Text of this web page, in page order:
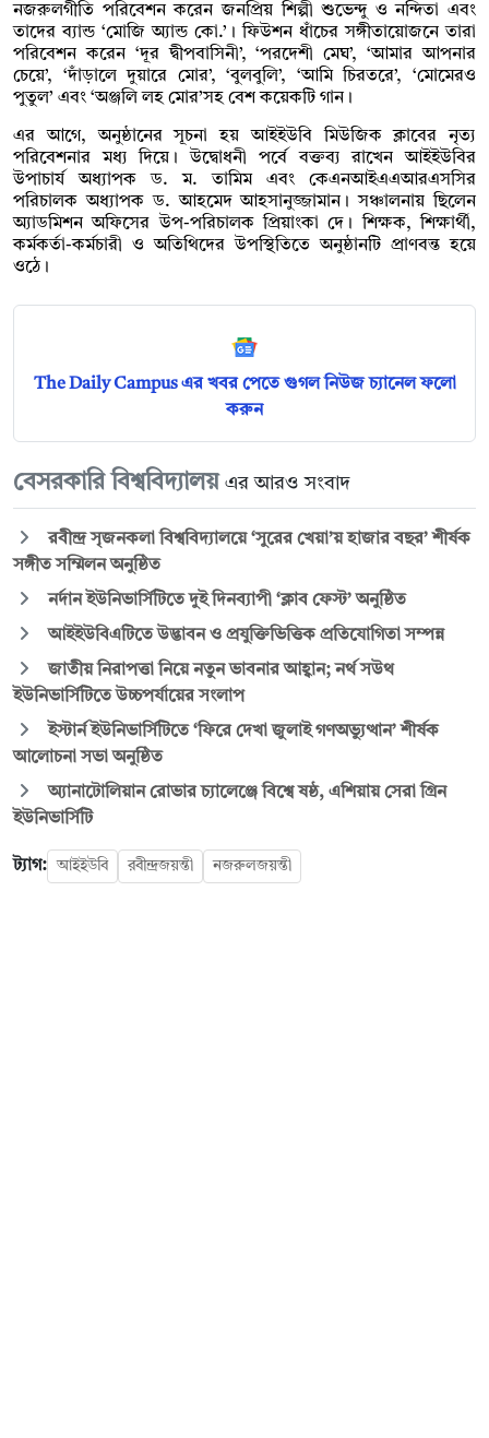
নজরুলগীতি পরিবেশন করেন জনপ্রিয় শিল্পী শুভেন্দু ও নন্দিতা এবং
তাদের ব্যান্ড ‘মোজি অ্যান্ড কো.’। ফিউশন ধাঁচের সঙ্গীতায়োজনে তারা
পরিবেশন করেন ‘দূর দ্বীপবাসিনী’, ‘পরদেশী মেঘ’, ‘আমার আপনার
চেয়ে’, ‘দাঁড়ালে দুয়ারে মোর’, ‘বুলবুলি’, ‘আমি চিরতরে’, ‘মোমেরও
পুতুল’ এবং ‘অঞ্জলি লহ মোর’সহ বেশ কয়েকটি গান।
এর আগে, অনুষ্ঠানের সূচনা হয় আইইউবি মিউজিক ক্লাবের নৃত্য
পরিবেশনার মধ্য দিয়ে। উদ্বোধনী পর্বে বক্তব্য রাখেন আইইউবির
উপাচার্য অধ্যাপক ড. ম. তামিম এবং কেএনআইএএআরএসসির
পরিচালক অধ্যাপক ড. আহমেদ আহসানুজ্জামান। সঞ্চালনায় ছিলেন
অ্যাডমিশন অফিসের উপ-পরিচালক প্রিয়াংকা দে। শিক্ষক, শিক্ষার্থী,
কর্মকর্তা-কর্মচারী ও অতিথিদের উপস্থিতিতে অনুষ্ঠানটি প্রাণবন্ত হয়ে
ওঠে।
The Daily Campus এর খবর পেতে গুগল নিউজ চ্যানেল ফলো
করুন
বেসরকারি বিশ্ববিদ্যালয় এর আরও সংবাদ
রবীন্দ্র সৃজনকলা বিশ্ববিদ্যালয়ে ‘সুরের খেয়া’য় হাজার বছর’ শীর্ষক
সঙ্গীত সম্মিলন অনুষ্ঠিত
নর্দান ইউনিভার্সিটিতে দুই দিনব্যাপী ‘ক্লাব ফেস্ট’ অনুষ্ঠিত
আইইউবিএটিতে উদ্ভাবন ও প্রযুক্তিভিত্তিক প্রতিযোগিতা সম্পন্ন
জাতীয় নিরাপত্তা নিয়ে নতুন ভাবনার আহ্বান; নর্থ সউথ
ইউনিভার্সিটিতে উচ্চপর্যায়ের সংলাপ
ইস্টার্ন ইউনিভার্সিটিতে ‘ফিরে দেখা জুলাই গণঅভ্যুত্থান’ শীর্ষক
আলোচনা সভা অনুষ্ঠিত
অ্যানাটোলিয়ান রোভার চ্যালেঞ্জে বিশ্বে ষষ্ঠ, এশিয়ায় সেরা গ্রিন
ইউনিভার্সিটি
ট্যাগ: আইইউবি রবীন্দ্রজয়ন্তী নজরুলজয়ন্তী